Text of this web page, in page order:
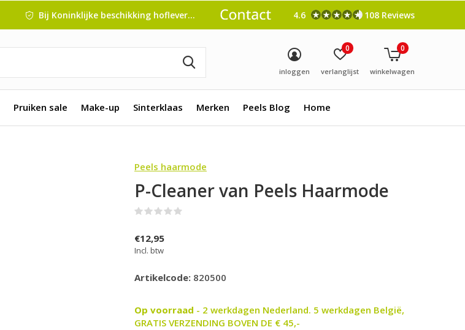
Pruiken sale Make-up Sinterklaas Merken Peels Blog Home
inloggen verlanglijst
0
winkelwagen
0
Bij Koninklijke beschikking hofleverancier 4.6 108 Reviews
Peels haarmode
P-Cleaner van Peels Haarmode
€12,95
Incl. btw
Artikelcode: 820500
Op voorraad - 2 werkdagen Nederland. 5 werkdagen België,
GRATIS VERZENDING BOVEN DE € 45,-